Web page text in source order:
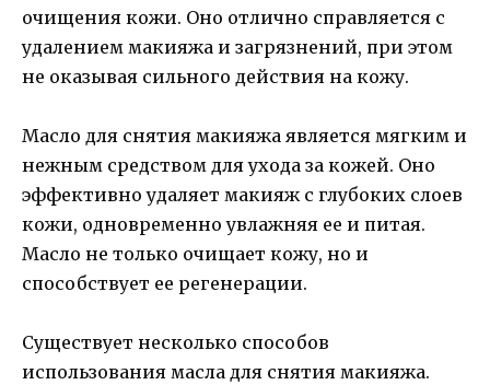
очищения кожи. Оно отлично справляется с
удалением макияжа и загрязнений, при этом
не оказывая сильного действия на кожу.
Масло для снятия макияжа является мягким и
нежным средством для ухода за кожей. Оно
эффективно удаляет макияж с глубоких слоев
кожи, одновременно увлажняя ее и питая.
Масло не только очищает кожу, но и
способствует ее регенерации.
Существует несколько способов
использования масла для снятия макияжа.